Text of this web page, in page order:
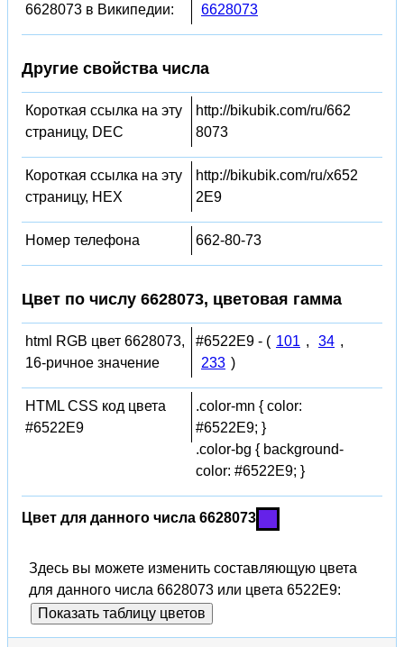
6628073 в Википедии: 6628073
Другие свойства числа
Короткая ссылка на эту
страницу, DEC
http://bikubik.com/ru/662
8073
Короткая ссылка на эту
страницу, HEX
http://bikubik.com/ru/x652
2E9
Номер телефона 662-80-73
Цвет по числу 6628073, цветовая гамма
html RGB цвет 6628073,
16-ричное значение
#6522E9 - ( 101 , 34 ,
233 )
HTML CSS код цвета
#6522E9
.color-mn { color:
#6522E9; }
.color-bg { background-
color: #6522E9; }
Цвет для данного числа 6628073
Здесь вы можете изменить составляющую цвета
для данного числа 6628073 или цвета 6522E9:
Показать таблицу цветов